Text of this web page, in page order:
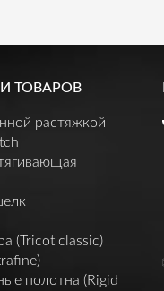
ТОВАРОВ
растяжкой
(Tricot classic)
полотна (Rigid